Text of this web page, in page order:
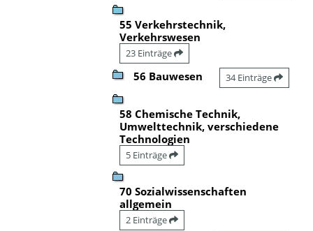
55 Verkehrstechnik,
Verkehrswesen
23 Einträge
56 Bauwesen 34 Einträge
58 Chemische Technik,
Umwelttechnik, verschiedene
Technologien
5 Einträge
70 Sozialwissenschaften
allgemein
2 Einträge